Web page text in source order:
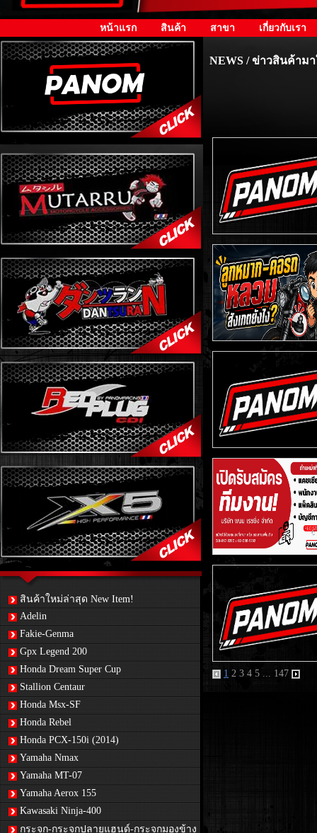
หน้าแรก สินค้า สาขา เกี่ยวกับเรา
สินค้าใหม่ล่าสุด New Item!
Adelin
Fakie-Genma
Gpx Legend 200
Honda Dream Super Cup
Stallion Centaur
Honda Msx-SF
Honda Rebel
Honda PCX-150i (2014)
Yamaha Nmax
Yamaha MT-07
Yamaha Aerox 155
Kawasaki Ninja-400
กระจก-กระจกปลายแฮนด์-กระจกมองข้าง
NEWS / ข่าวสินค้าม
1 2 3 4 5 ... 147